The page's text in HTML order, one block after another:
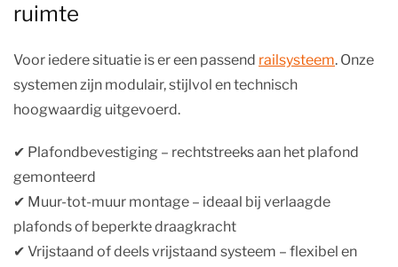
ruimte
Voor iedere situatie is er een passend railsysteem. Onze
systemen zijn modulair, stijlvol en technisch
hoogwaardig uitgevoerd.
✔︎ Plafondbevestiging – rechtstreeks aan het plafond
gemonteerd
✔︎ Muur-tot-muur montage – ideaal bij verlaagde
plafonds of beperkte draagkracht
✔︎ Vrijstaand of deels vrijstaand systeem – flexibel en